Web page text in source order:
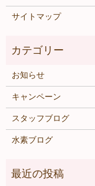
サイトマップ
お知らせ
キャンペーン
スタッフブログ
水素ブログ